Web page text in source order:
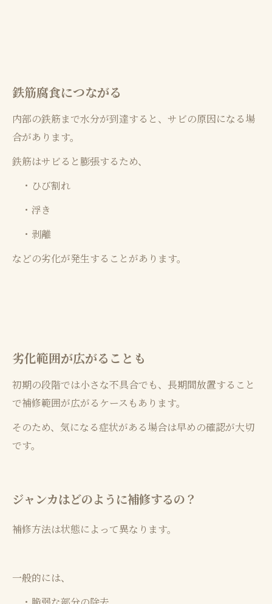
鉄筋腐食につながる
内部の鉄筋まで水分が到達すると、サビの原因になる場
合があります。
鉄筋はサビると膨張するため、
・ひび割れ
・浮き
・剥離
などの劣化が発生することがあります。
劣化範囲が広がることも
初期の段階では小さな不具合でも、長期間放置すること
で補修範囲が広がるケースもあります。
そのため、気になる症状がある場合は早めの確認が大切
です。
ジャンカはどのように補修するの？
補修方法は状態によって異なります。
一般的には、